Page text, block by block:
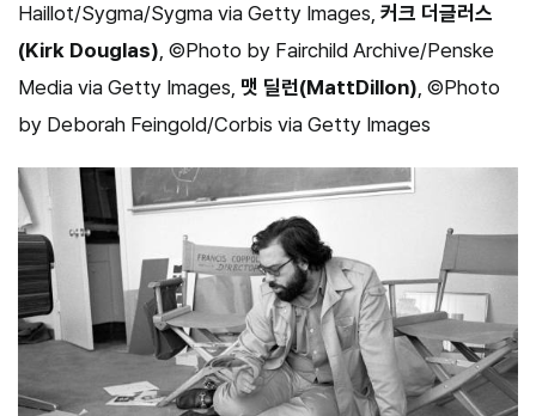
Haillot/Sygma/Sygma via Getty Images, 커크 더글러스
(Kirk Douglas), ©Photo by Fairchild Archive/Penske
Media via Getty Images, 맷 딜런(MattDillon), ©Photo
by Deborah Feingold/Corbis via Getty Images